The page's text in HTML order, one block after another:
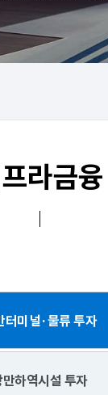
라금융
터미널·물류 투자
만하역시설 투자